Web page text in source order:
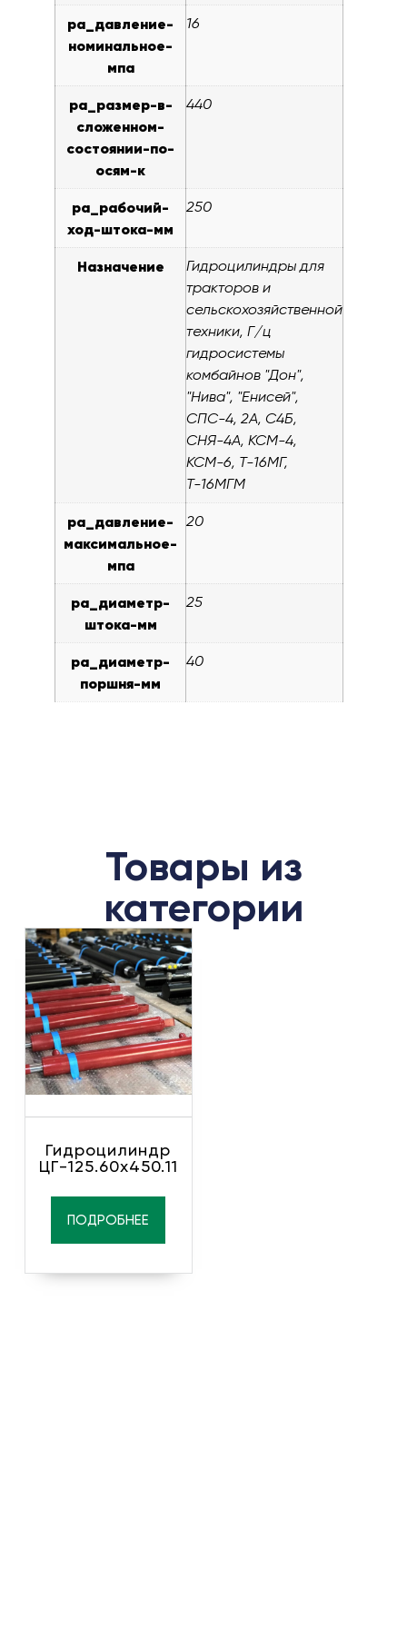
pa_давление-
номинальное-
мпа
16
pa_размер-в-
сложенном-
состоянии-по-
осям-к
440
pa_рабочий-
ход-штока-мм
250
Назначение
Гидроцилиндры для
тракторов и
сельскохозяйственной
техники, Г/ц
гидросистемы
комбайнов "Дон",
"Нива", "Енисей",
СПС-4, 2А, С4Б,
СНЯ-4А, КСМ-4,
КСМ-6, Т-16МГ,
Т-16МГМ
pa_давление-
максимальное-
мпа
20
pa_диаметр-
штока-мм
25
pa_диаметр-
поршня-мм
40
Товары из
категории
Гидроцилиндр
ЦГ-125.60х450.11
ПОДРОБНЕЕ